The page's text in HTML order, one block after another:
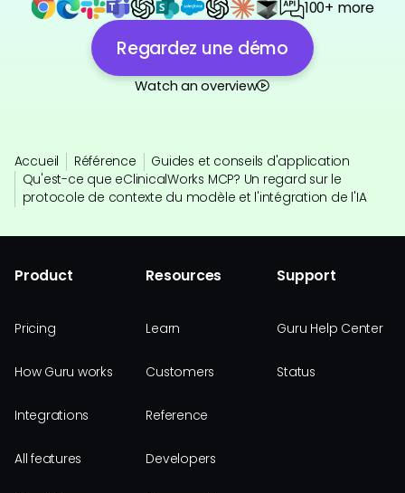
100+ more
Regardez une démo
Watch an overview
Accueil Référence
Guides et conseils d'application
Qu'est-ce que eClinicalWorks MCP? Un regard sur le
protocole de contexte du modèle et l'intégration de l'IA
Product
Pricing
How Guru works
Integrations
All features
Resources
Learn
Customers
Reference
Developers
Support
Guru Help Center
Status